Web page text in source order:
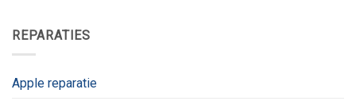
REPARATIES
Apple reparatie